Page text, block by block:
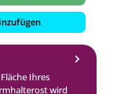
Ihres
wird